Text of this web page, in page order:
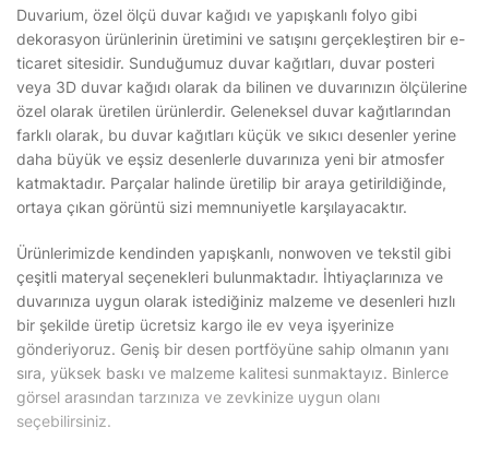
Duvarium, özel ölçü duvar kağıdı ve yapışkanlı folyo gibi
dekorasyon ürünlerinin üretimini ve satışını gerçekleştiren bir e-
ticaret sitesidir. Sunduğumuz duvar kağıtları, duvar posteri
veya 3D duvar kağıdı olarak da bilinen ve duvarınızın ölçülerine
özel olarak üretilen ürünlerdir. Geleneksel duvar kağıtlarından
farklı olarak, bu duvar kağıtları küçük ve sıkıcı desenler yerine
daha büyük ve eşsiz desenlerle duvarınıza yeni bir atmosfer
katmaktadır. Parçalar halinde üretilip bir araya getirildiğinde,
ortaya çıkan görüntü sizi memnuniyetle karşılayacaktır.
Ürünlerimizde kendinden yapışkanlı, nonwoven ve tekstil gibi
çeşitli materyal seçenekleri bulunmaktadır. İhtiyaçlarınıza ve
duvarınıza uygun olarak istediğiniz malzeme ve desenleri hızlı
bir şekilde üretip ücretsiz kargo ile ev veya işyerinize
gönderiyoruz. Geniş bir desen portföyüne sahip olmanın yanı
sıra, yüksek baskı ve malzeme kalitesi sunmaktayız. Binlerce
görsel arasından tarzınıza ve zevkinize uygun olanı
seçebilirsiniz.